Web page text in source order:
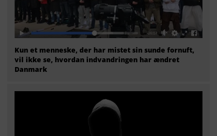
Kun et menneske, der har mistet sin sunde fornuft,
vil ikke se, hvordan indvandringen har ændret
Danmark